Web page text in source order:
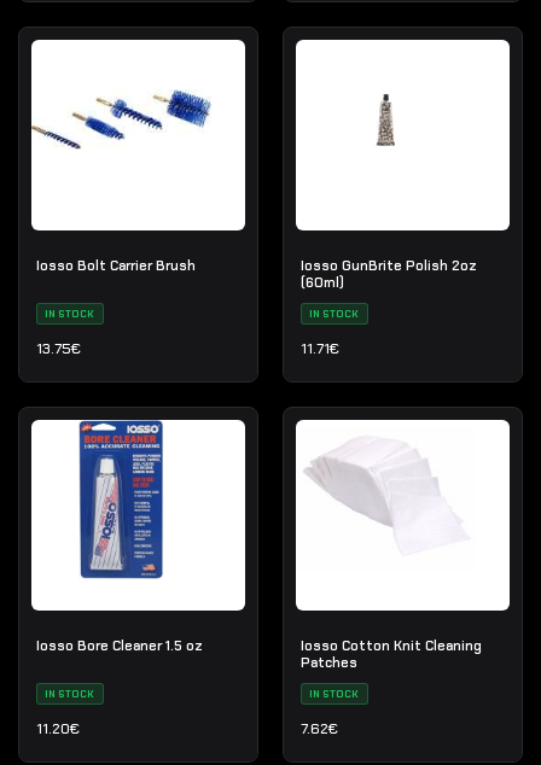
Iosso Bolt Carrier Brush
IN STOCK
13.75€
Iosso GunBrite Polish 2oz
(60ml)
IN STOCK
11.71€
Iosso Bore Cleaner 1.5 oz
IN STOCK
11.20€
Iosso Cotton Knit Cleaning
Patches
IN STOCK
7.62€